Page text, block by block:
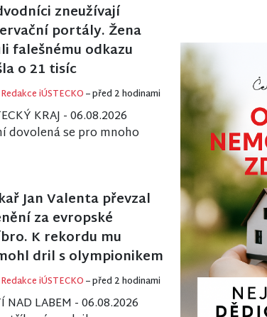
zneužívají
portály. Žena
falešnému odkazu
o 21 tisíc
Redakce iÚSTECKO– před 2 hodinami
KRAJ - 06.08.2026
dovolená se pro mnoho
Jan Valenta převzal
za evropské
K rekordu mu
dril s olympionikem
Redakce iÚSTECKO– před 2 hodinami
NAD LABEM - 06.08.2026